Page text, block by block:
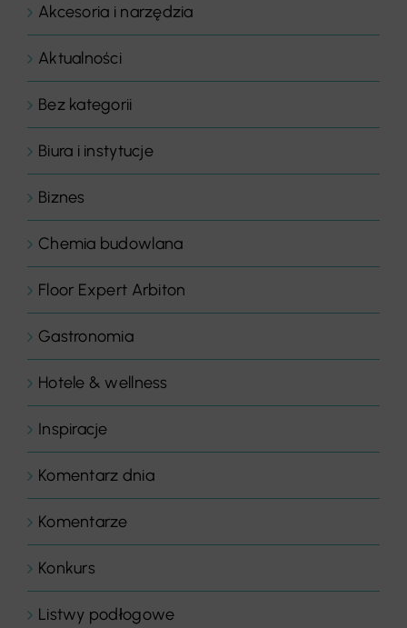
Akcesoria i narzędzia
Aktualności
Bez kategorii
Biura i instytucje
Biznes
Chemia budowlana
Floor Expert Arbiton
Gastronomia
Hotele & wellness
Inspiracje
Komentarz dnia
Komentarze
Konkurs
Listwy podłogowe